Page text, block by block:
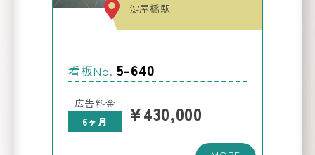
探す
淀屋橋駅
看板No. 5-640
広告料金
6ヶ月
¥430,000